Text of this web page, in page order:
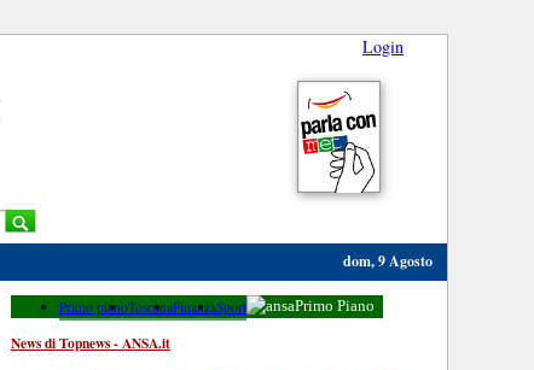
Login
dom, 9 Agosto
Primo pianoToscanaFinanzaSport Primo Piano
News di Topnews - ANSA.it